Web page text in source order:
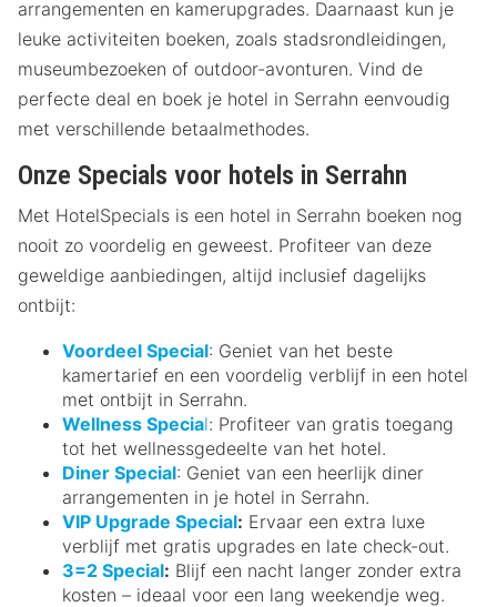
arrangementen en kamerupgrades. Daarnaast kun je
leuke activiteiten boeken, zoals stadsrondleidingen,
museumbezoeken of outdoor-avonturen. Vind de
perfecte deal en boek je hotel in Serrahn eenvoudig
met verschillende betaalmethodes.
Onze Specials voor hotels in Serrahn
Met HotelSpecials is een hotel in Serrahn boeken nog
nooit zo voordelig en geweest. Profiteer van deze
geweldige aanbiedingen, altijd inclusief dagelijks
ontbijt:
Voordeel Special: Geniet van het beste
kamertarief en een voordelig verblijf in een hotel
met ontbijt in Serrahn.
Wellness Special: Profiteer van gratis toegang
tot het wellnessgedeelte van het hotel.
Diner Special: Geniet van een heerlijk diner
arrangementen in je hotel in Serrahn.
VIP Upgrade Special: Ervaar een extra luxe
verblijf met gratis upgrades en late check-out.
3=2 Special: Blijf een nacht langer zonder extra
kosten – ideaal voor een lang weekendje weg.